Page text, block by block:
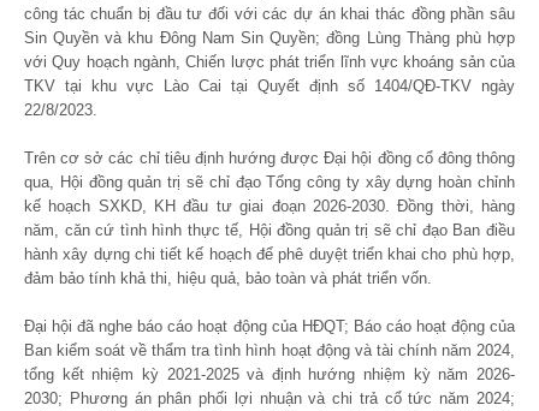
công tác chuẩn bị đầu tư đối với các dự án khai thác đồng phần sâu
Sin Quyền và khu Đông Nam Sin Quyền; đồng Lùng Thàng phù hợp
với Quy hoạch ngành, Chiến lược phát triển lĩnh vực khoáng sản của
TKV tại khu vực Lào Cai tại Quyết định số 1404/QĐ-TKV ngày
22/8/2023.
Trên cơ sở các chỉ tiêu định hướng được Đại hội đồng cổ đông thông
qua, Hội đồng quản trị sẽ chỉ đạo Tổng công ty xây dựng hoàn chỉnh
kế hoạch SXKD, KH đầu tư giai đoạn 2026-2030. Đồng thời, hàng
năm, căn cứ tình hình thực tế, Hội đồng quản trị sẽ chỉ đạo Ban điều
hành xây dựng chi tiết kế hoạch để phê duyệt triển khai cho phù hợp,
đảm bảo tính khả thi, hiệu quả, bảo toàn và phát triển vốn.
Đại hội đã nghe báo cáo hoạt động của HĐQT; Báo cáo hoạt động của
Ban kiểm soát về thẩm tra tình hình hoạt động và tài chính năm 2024,
tổng kết nhiệm kỳ 2021-2025 và định hướng nhiệm kỳ năm 2026-
2030; Phương án phân phối lợi nhuận và chi trả cổ tức năm 2024;